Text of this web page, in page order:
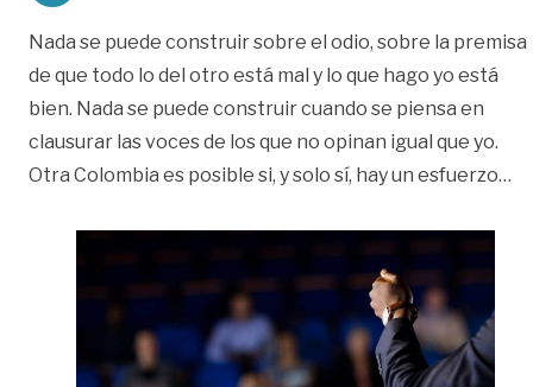
Nada se puede construir sobre el odio, sobre la premisa
de que todo lo del otro está mal y lo que hago yo está
bien. Nada se puede construir cuando se piensa en
clausurar las voces de los que no opinan igual que yo.
Otra Colombia es posible si, y solo sí, hay un esfuerzo…